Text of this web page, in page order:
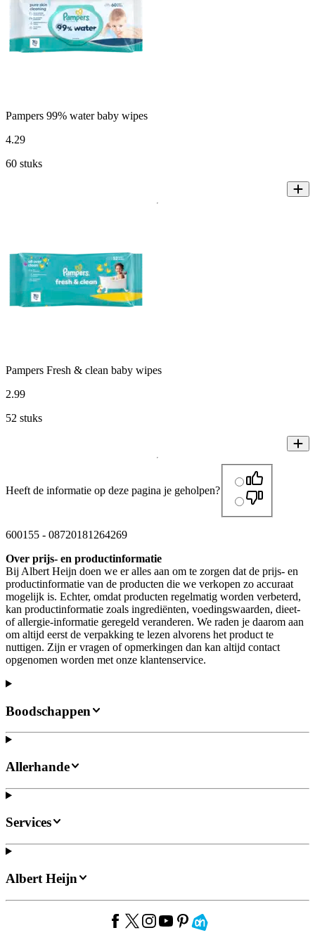
Pampers 99% water baby wipes
4.29
60 stuks
Pampers Fresh & clean baby wipes
2.99
52 stuks
Heeft de informatie op deze pagina je geholpen?
600155 - 08720181264269
Over prijs- en productinformatie
Bij Albert Heijn doen we er alles aan om te zorgen dat de prijs- en
productinformatie van de producten die we verkopen zo accuraat
mogelijk is. Echter, omdat producten regelmatig worden verbeterd,
kan productinformatie zoals ingrediënten, voedingswaarden, dieet-
of allergie-informatie geregeld veranderen. We raden je daarom aan
om altijd eerst de verpakking te lezen alvorens het product te
nuttigen. Zijn er vragen of opmerkingen dan kan altijd contact
opgenomen worden met onze klantenservice.
Boodschappen
Allerhande
Services
Albert Heijn